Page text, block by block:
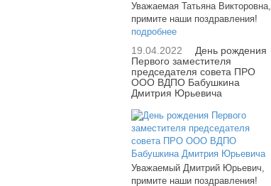
Уважаемая Татьяна Викторовна,
примите наши поздравления!
подробнее
19.04.2022
День рождения
Первого заместителя
председателя совета ПРО
ООО ВДПО Бабушкина
Дмитрия Юрьевича
Уважаемый Дмитрий Юрьевич,
примите наши поздравления!